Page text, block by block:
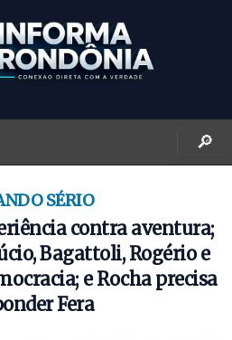
🔎
SÉRIO
contra aventura;
Bagattoli, Rogério e
e Rocha precisa
Fera